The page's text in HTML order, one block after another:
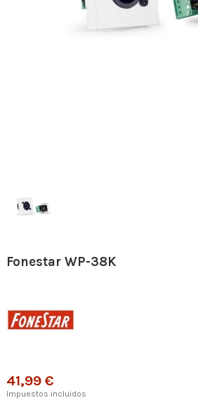
Fonestar WP-38K
41,99 €
Impuestos incluidos